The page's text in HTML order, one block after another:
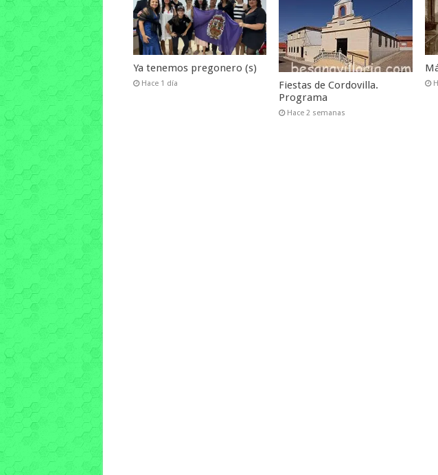
Ya tenemos pregonero (s)
Hace 1 día
Fiestas de Cordovilla.
Programa
Hace 2 semanas